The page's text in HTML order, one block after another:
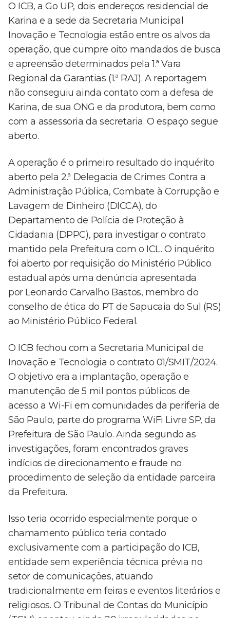
O ICB, a Go UP, dois endereços residencial de
Karina e a sede da Secretaria Municipal
Inovação e Tecnologia estão entre os alvos da
operação, que cumpre oito mandados de busca
e apreensão determinados pela 1.ª Vara
Regional da Garantias (1.ª RAJ). A reportagem
não conseguiu ainda contato com a defesa de
Karina, de sua ONG e da produtora, bem como
com a assessoria da secretaria. O espaço segue
aberto.
A operação é o primeiro resultado do inquérito
aberto pela 2.ª Delegacia de Crimes Contra a
Administração Pública, Combate à Corrupção e
Lavagem de Dinheiro (DICCA), do
Departamento de Polícia de Proteção à
Cidadania (DPPC), para investigar o contrato
mantido pela Prefeitura com o ICL. O inquérito
foi aberto por requisição do Ministério Público
estadual após uma denúncia apresentada
por Leonardo Carvalho Bastos, membro do
conselho de ética do PT de Sapucaia do Sul (RS)
ao Ministério Público Federal.
O ICB fechou com a Secretaria Municipal de
Inovação e Tecnologia o contrato 01/SMIT/2024.
O objetivo era a implantação, operação e
manutenção de 5 mil pontos públicos de
acesso a Wi-Fi em comunidades da periferia de
São Paulo, parte do programa WiFi Livre SP, da
Prefeitura de São Paulo. Ainda segundo as
investigações, foram encontrados graves
indícios de direcionamento e fraude no
procedimento de seleção da entidade parceira
da Prefeitura.
Isso teria ocorrido especialmente porque o
chamamento público teria contado
exclusivamente com a participação do ICB,
entidade sem experiência técnica prévia no
setor de comunicações, atuando
tradicionalmente em feiras e eventos literários e
religiosos. O Tribunal de Contas do Município